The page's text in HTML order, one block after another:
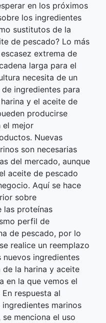
en los próximos
los ingredientes
sustitutos de la
de pescado? Lo más
extrema de
larga para el
necesita de un
ingredientes para
y el aceite de
producirse
el mejor
Nuevas
son necesarias
del mercado, aunque
aceite de pescado
Aquí se hace
sobre
las proteínas
perfil de
de pescado, por lo
realice un reemplazo
ingredientes
la harina y aceite
en la que vemos el
respuesta al
marinos
menciona el uso